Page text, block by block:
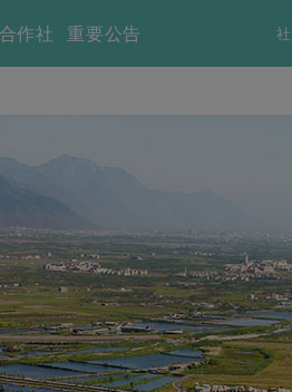
作社 重要公告